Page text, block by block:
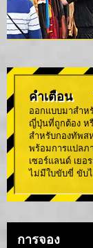
คำเตือน
ออกแบบมาสำห
ญี่ปุ่นที่ถูกต้อง ห
สำหรับกองทัพส
พร้อมการแปลภ
เซอร์แลนด์ เยอ
ไม่มีใบขับขี่ ขับ
การจอง